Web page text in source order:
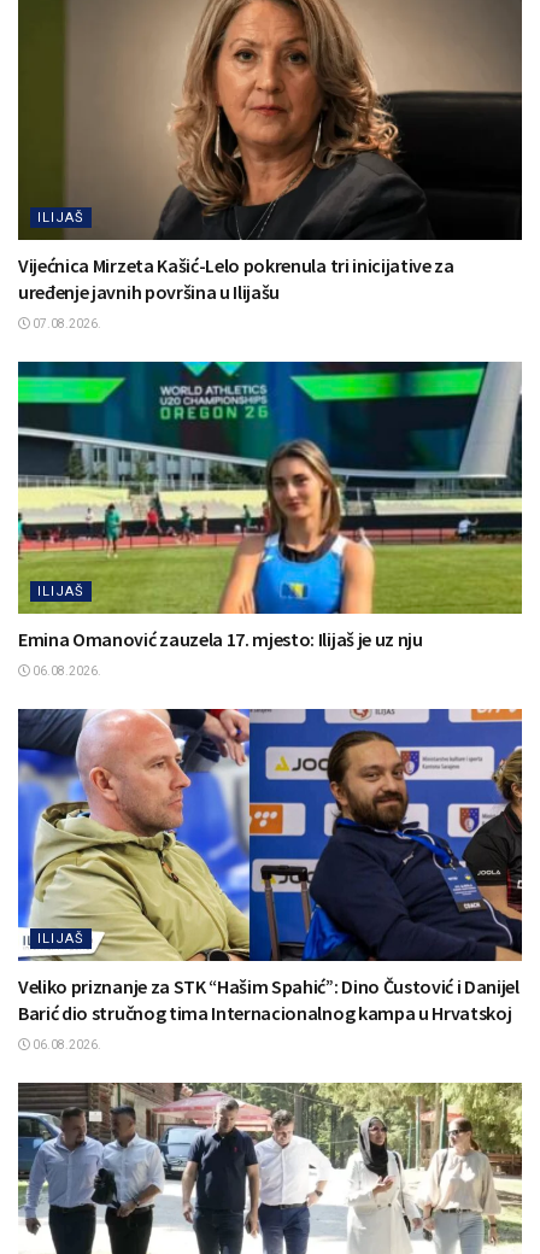
ILIJAŠ
Vijećnica Mirzeta Kašić-Lelo pokrenula tri inicijative za
uređenje javnih površina u Ilijašu
07.08.2026.
ILIJAŠ
Emina Omanović zauzela 17. mjesto: Ilijaš je uz nju
06.08.2026.
ILIJAŠ
Veliko priznanje za STK “Hašim Spahić”: Dino Čustović i Danijel
Barić dio stručnog tima Internacionalnog kampa u Hrvatskoj
06.08.2026.